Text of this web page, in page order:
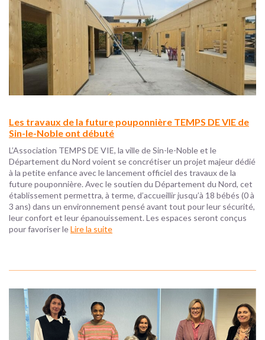
Les travaux de la future pouponnière TEMPS DE VIE de
Sin-le-Noble ont débuté
L’Association TEMPS DE VIE, la ville de Sin-le-Noble et le
Département du Nord voient se concrétiser un projet majeur dédié
à la petite enfance avec le lancement officiel des travaux de la
future pouponnière. Avec le soutien du Département du Nord, cet
établissement permettra, à terme, d’accueillir jusqu’à 18 bébés (0 à
3 ans) dans un environnement pensé avant tout pour leur sécurité,
leur confort et leur épanouissement. Les espaces seront conçus
pour favoriser leLire la suite